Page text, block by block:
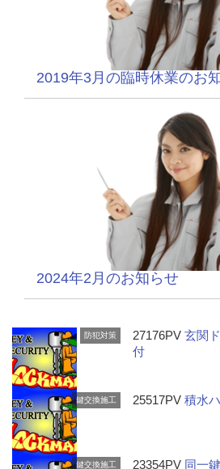
2019年3月の臨時休業のお
2024年2月のお知らせ
防犯対策 27176PV玄関
付
鍵交換施工 25517PV積水
鍵交換施工 23354PV 同一